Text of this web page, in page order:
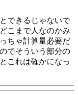
できるじゃないで
こまで人なのかみ
ちゃ計算量必要だ
でそういう部分の
これは確かになっ